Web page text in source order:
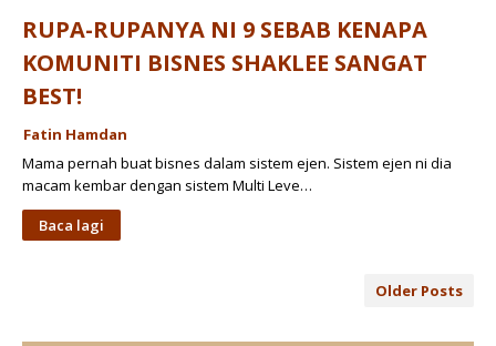
RUPA-RUPANYA NI 9 SEBAB KENAPA
KOMUNITI BISNES SHAKLEE SANGAT
BEST!
Fatin Hamdan
Mama pernah buat bisnes dalam sistem ejen. Sistem ejen ni dia
macam kembar dengan sistem Multi Leve…
Baca lagi
Older Posts